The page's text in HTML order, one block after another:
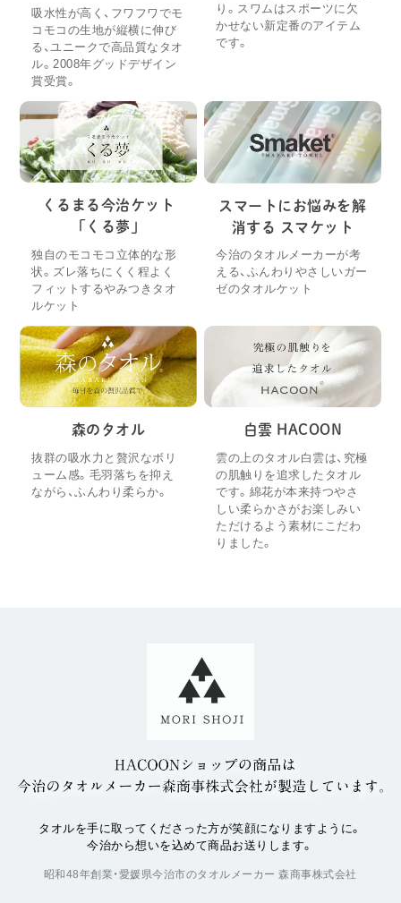
吸水性が高く、フワフワでモ
コモコの生地が縦横に伸び
る、ユニークで高品質なタオ
ル。2008年グッドデザイン
賞受賞。
り。スワムはスポーツに欠
かせない新定番のアイテム
です。
くるまる今治ケット
「くる夢」
独自のモコモコ立体的な形
状。ズレ落ちにくく程よく
フィットするやみつきタオ
ルケット
スマートにお悩みを解
消する スマケット
今治のタオルメーカーが考
える、ふんわりやさしいガー
ゼのタオルケット
森のタオル
抜群の吸水力と贅沢なボリ
ューム感。毛羽落ちを抑え
ながら、ふんわり柔らか。
白雲 HACOON
雲の上のタオル白雲は、究極
の肌触りを追求したタオル
です。綿花が本来持つやさ
しい柔らかさがお楽しみい
ただけるよう素材にこだわ
りました。
タオルを手に取ってくださった方が笑顔になりますように。
今治から想いを込めて商品お送りします。
昭和48年創業・愛媛県今治市のタオルメーカー 森商事株式会社